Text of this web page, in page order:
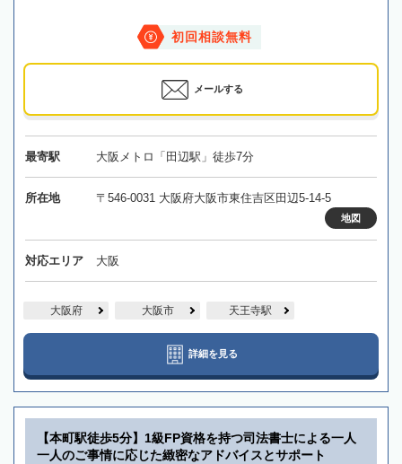
初回相談無料
メールする
最寄駅 大阪メトロ「田辺駅」徒歩7分
所在地 〒546-0031 大阪府大阪市東住吉区田辺5-14-5
地図
対応エリア 大阪
大阪府 大阪市 天王寺駅
詳細を見る
【本町駅徒歩5分】1級FP資格を持つ司法書士による一人
一人のご事情に応じた緻密なアドバイスとサポート